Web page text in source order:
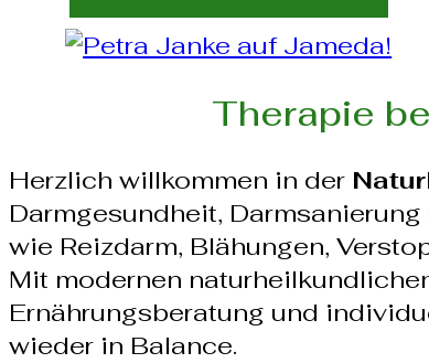
Therapie
Herzlich willkommen in der
Darmgesundheit,
wie Reizdarm, Blähungen,
Mit modernen
Ernährungsberatung und
wieder in Balance.